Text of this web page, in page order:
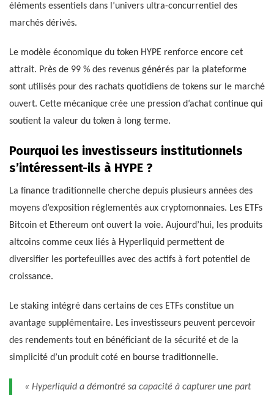
éléments essentiels dans l’univers ultra-concurrentiel des
marchés dérivés.
Le modèle économique du token HYPE renforce encore cet
attrait. Près de 99 % des revenus générés par la plateforme
sont utilisés pour des rachats quotidiens de tokens sur le marché
ouvert. Cette mécanique crée une pression d’achat continue qui
soutient la valeur du token à long terme.
Pourquoi les investisseurs institutionnels
s’intéressent-ils à HYPE ?
La finance traditionnelle cherche depuis plusieurs années des
moyens d’exposition réglementés aux cryptomonnaies. Les ETFs
Bitcoin et Ethereum ont ouvert la voie. Aujourd’hui, les produits
altcoins comme ceux liés à Hyperliquid permettent de
diversifier les portefeuilles avec des actifs à fort potentiel de
croissance.
Le staking intégré dans certains de ces ETFs constitue un
avantage supplémentaire. Les investisseurs peuvent percevoir
des rendements tout en bénéficiant de la sécurité et de la
simplicité d’un produit coté en bourse traditionnelle.
« Hyperliquid a démontré sa capacité à capturer une part